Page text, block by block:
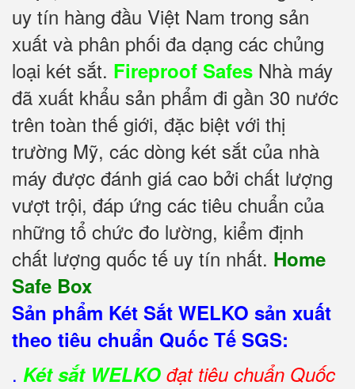
uy tín hàng đầu Việt Nam trong sản
xuất và phân phối đa dạng các chủng
loại két sắt. Fireproof Safes Nhà máy
đã xuất khẩu sản phẩm đi gần 30 nước
trên toàn thế giới, đặc biệt với thị
trường Mỹ, các dòng két sắt của nhà
máy được đánh giá cao bởi chất lượng
vượt trội, đáp ứng các tiêu chuẩn của
những tổ chức đo lường, kiểm định
chất lượng quốc tế uy tín nhất. Home
Safe Box
Sản phẩm Két Sắt WELKO sản xuất
theo tiêu chuẩn Quốc Tế SGS:
. Két sắt WELKO đạt tiêu chuẩn Quốc